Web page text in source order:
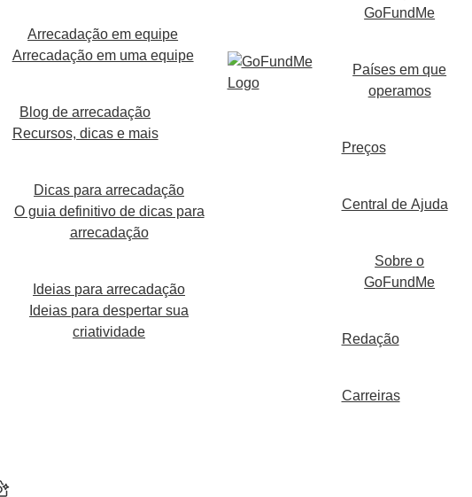
Arrecadação em equipe
Arrecadação em uma equipe
Blog de arrecadação
Recursos, dicas e mais
Dicas para arrecadação
O guia definitivo de dicas para
arrecadação
Ideias para arrecadação
Ideias para despertar sua
criatividade
GoFundMe
Países em que
operamos
Preços
Central de Ajuda
Sobre o
GoFundMe
Redação
Carreiras